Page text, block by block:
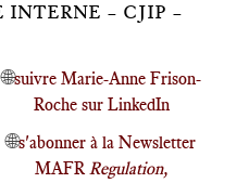
INTERNE – CJIP –
🌐suivre Marie-Anne Frison-
Roche sur LinkedIn
🌐s'abonner à la Newsletter
MAFRRegulation,